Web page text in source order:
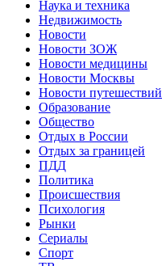
Наука и техника
Недвижимость
Новости
Новости ЗОЖ
Новости медицины
Новости Москвы
Новости путешествий
Образование
Общество
Отдых в России
Отдых за границей
ПДД
Политика
Происшествия
Психология
Рынки
Сериалы
Спорт